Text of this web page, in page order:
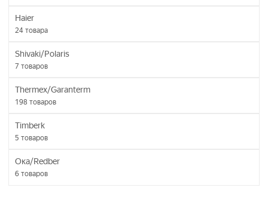
Haier
24 товара
Shivaki/Polaris
7 товаров
Thermex/Garanterm
198 товаров
Timberk
5 товаров
Ока/Redber
6 товаров